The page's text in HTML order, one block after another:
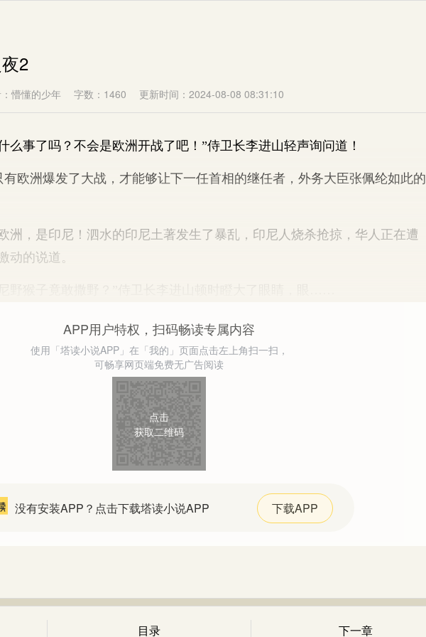
2
懵懂的少年 字数：1460 更新时间：2024-08-08 08:31:10
了吗？不会是欧洲开战了吧！”侍卫长李进山轻声询问道！
洲爆发了大战，才能够让下一任首相的继任者，外务大臣张佩纶如此的
是印尼！泗水的印尼土著发生了暴乱，印尼人烧杀抢掠，华人正在遭
动的说道。
APP用户特权，扫码畅读专属内容
使用「塔读小说APP」在「我的」页面点击左上角扫一扫，
可畅享网页端免费无广告阅读
点击
获取二维码
没有安装APP？点击下载塔读小说APP 下载APP
目录 下一章